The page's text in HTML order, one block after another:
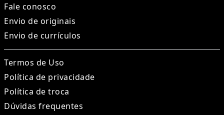
Fale conosco
Envio de originais
Envio de currículos
Termos de Uso
Política de privacidade
Política de troca
Dúvidas frequentes